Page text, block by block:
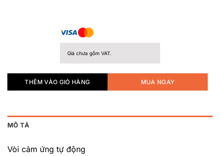
Giá chưa gồm VAT.
THÊM VÀO GIỎ HÀNG MUA NGAY
MÔ TẢ
Vòi cảm ứng tự động